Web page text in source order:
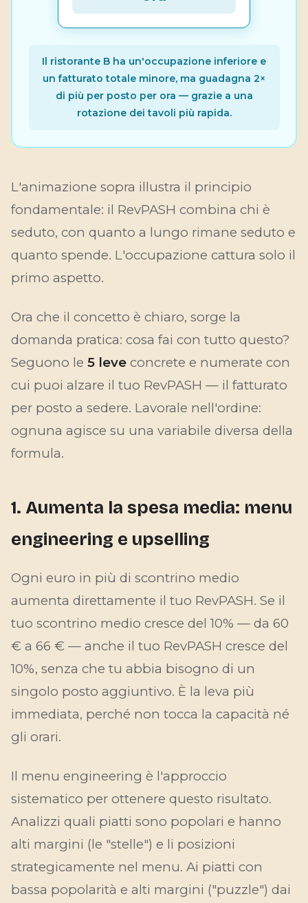
Il ristorante B ha un'occupazione inferiore e
un fatturato totale minore, ma guadagna 2×
di più per posto per ora — grazie a una
rotazione dei tavoli più rapida.
L'animazione sopra illustra il principio
fondamentale: il RevPASH combina chi è
seduto, con quanto a lungo rimane seduto e
quanto spende. L'occupazione cattura solo il
primo aspetto.
Ora che il concetto è chiaro, sorge la
domanda pratica: cosa fai con tutto questo?
Seguono le 5 leve concrete e numerate con
cui puoi alzare il tuo RevPASH — il fatturato
per posto a sedere. Lavorale nell'ordine:
ognuna agisce su una variabile diversa della
formula.
1. Aumenta la spesa media: menu
engineering e upselling
Ogni euro in più di scontrino medio
aumenta direttamente il tuo RevPASH. Se il
tuo scontrino medio cresce del 10% — da 60
€ a 66 € — anche il tuo RevPASH cresce del
10%, senza che tu abbia bisogno di un
singolo posto aggiuntivo. È la leva più
immediata, perché non tocca la capacità né
gli orari.
Il menu engineering è l'approccio
sistematico per ottenere questo risultato.
Analizzi quali piatti sono popolari e hanno
alti margini (le "stelle") e li posizioni
strategicamente nel menu. Ai piatti con
bassa popolarità e alti margini ("puzzle") dai